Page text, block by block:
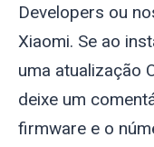
Developers ou
Xiaomi. Se ao
uma atualização
deixe um
firmware e o